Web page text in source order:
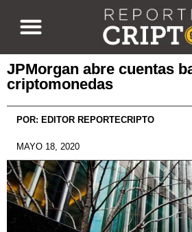
JPMorgan abre cuentas
criptomonedas
POR: EDITOR REPORTECRIPTO
MAYO 18, 2020